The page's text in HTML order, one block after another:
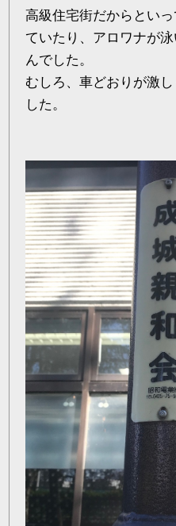
高級住宅街だからとい
ていたり、アロワナが
んでした。
むしろ、車どおりが激
した。